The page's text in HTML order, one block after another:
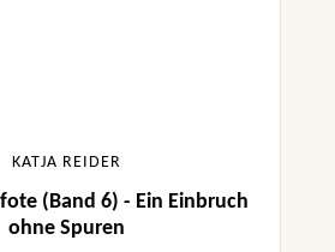
KATJA REIDER
(Band 6) - Ein Einbruch
ohne Spuren